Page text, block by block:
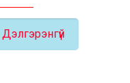
Дэлгэрэнгүй